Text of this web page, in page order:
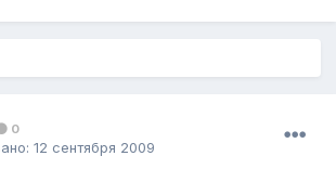
0
12 сентября 2009